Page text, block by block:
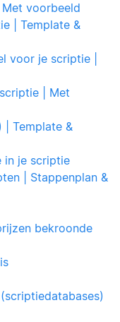
voorbeeld
| Template &
voor je scriptie |
| Met
Template &
in je scriptie
| Stappenplan &
bekroonde